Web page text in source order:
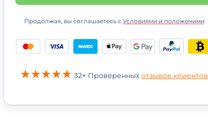
Продолжая, вы соглашаетесь с Условиями и положеними
32+ Проверенных отзывов клиентов